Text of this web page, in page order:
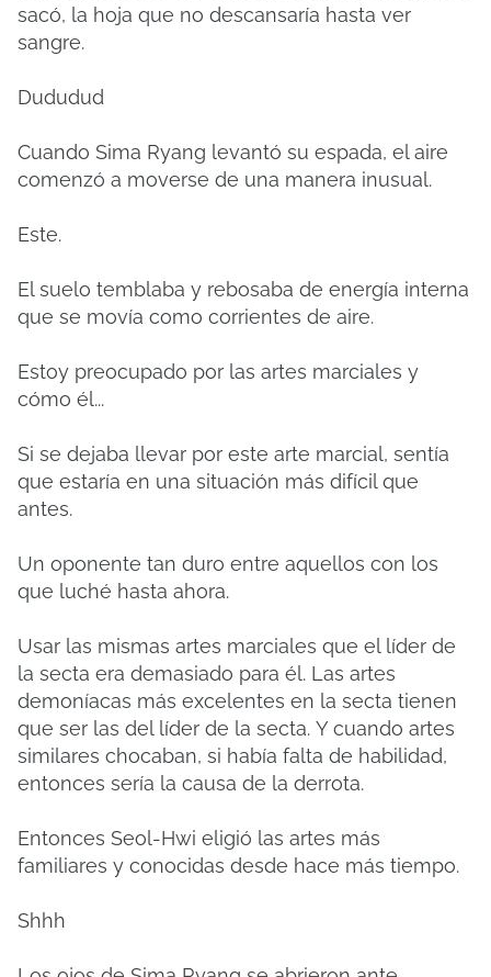
sacó, la hoja que no descansaría hasta ver
sangre.
Dududud
Cuando Sima Ryang levantó su espada, el aire
comenzó a moverse de una manera inusual.
Este.
El suelo temblaba y rebosaba de energía interna
que se movía como corrientes de aire.
Estoy preocupado por las artes marciales y
cómo él...
Si se dejaba llevar por este arte marcial, sentía
que estaría en una situación más difícil que
antes.
Un oponente tan duro entre aquellos con los
que luché hasta ahora.
Usar las mismas artes marciales que el líder de
la secta era demasiado para él. Las artes
demoníacas más excelentes en la secta tienen
que ser las del líder de la secta. Y cuando artes
similares chocaban, si había falta de habilidad,
entonces sería la causa de la derrota.
Entonces Seol-Hwi eligió las artes más
familiares y conocidas desde hace más tiempo.
Shhh